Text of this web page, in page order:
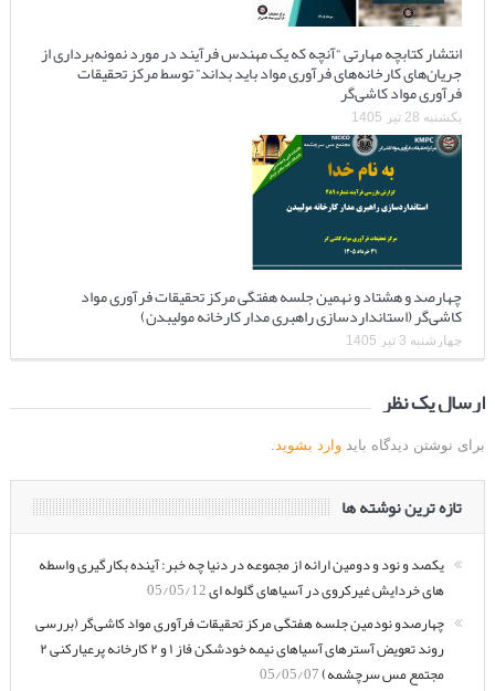
انتشار کتابچه مهارتی “آنچه که یک مهندس فرآیند در مورد نمونه‌برداری از
جریان‌های کارخانه‌های فرآوری مواد باید بداند” توسط مرکز تحقیقات
فرآوری مواد کاشی‌گر
یکشنبه 28 تیر 1405
چهارصد و هشتاد و نهمین جلسه هفتگی مرکز تحقیقات فرآوری مواد
کاشی‌گر (استانداردسازی راهبری مدار کارخانه مولیبدن)
چهارشنبه 3 تیر 1405
ارسال یک نظر
برای نوشتن دیدگاه باید وارد بشوید.
تازه ترین نوشته ها
یکصد و نود و دومین ارائه از مجموعه در دنیا چه خبر: آینده بکارگیری واسطه
های خردایش غیرکروی در آسیاهای گلوله ای05/05/12
چهارصدو نودمین جلسه هفتگی مرکز تحقیقات فرآوری مواد کاشی‌گر (بررسی
روند تعویض آسترهای آسیاهای نیمه خودشکن فاز ۱ و ۲ کارخانه پرعیارکنی ۲
مجتمع مس سرچشمه)05/05/07